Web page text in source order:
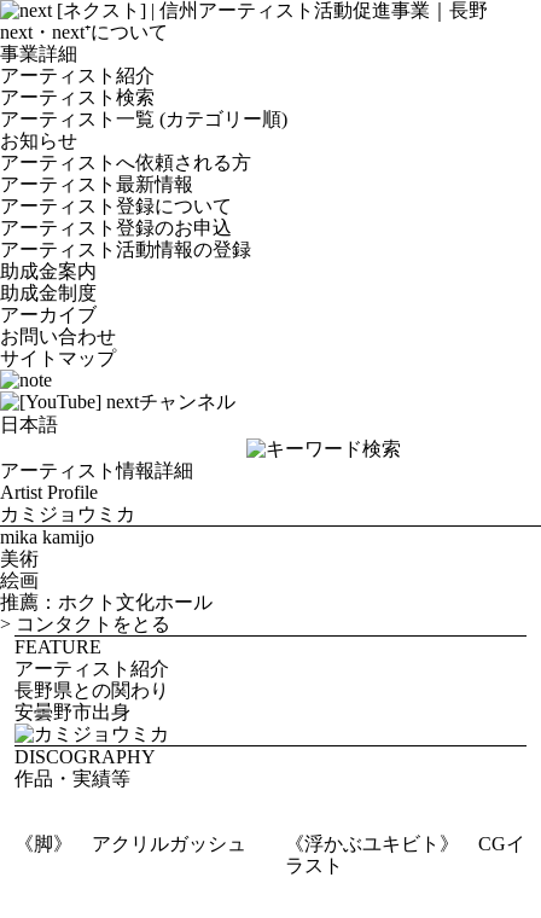
next・next⁺について
事業詳細
アーティスト紹介
アーティスト検索
アーティスト一覧 (カテゴリー順)
お知らせ
アーティストへ依頼される方
アーティスト最新情報
アーティスト登録について
アーティスト登録のお申込
アーティスト活動情報の登録
助成金案内
助成金制度
アーカイブ
お問い合わせ
サイトマップ
アーティスト情報詳細
Artist Profile
カミジョウミカ
mika kamijo
美術
絵画
推薦：ホクト文化ホール
> コンタクトをとる
FEATURE
アーティスト紹介
長野県との関わり
安曇野市出身
DISCOGRAPHY
作品・実績等
《脚》 アクリルガッシュ
《浮かぶユキビト》 CGイ
ラスト